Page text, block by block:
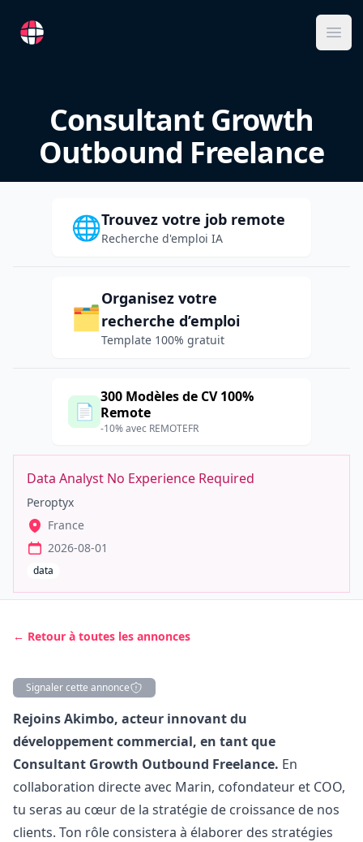
RemoteFR
Consultant Growth
Outbound Freelance
🌐Trouvez votre job remote
Recherche d'emploi IA
🗂️
Organisez votre
recherche d’emploi
Template 100% gratuit
📄
300 Modèles de CV 100%
Remote
-10% avec REMOTEFR
Data Analyst No Experience Required
Peroptyx
France
2026-08-01
data
← Retour à toutes les annonces
Signaler cette annonce
Description
Rejoins Akimbo, acteur innovant du
développement commercial, en tant que
Consultant Growth Outbound Freelance. En
collaboration directe avec Marin, cofondateur et COO,
tu seras au cœur de la stratégie de croissance de nos
clients. Ton rôle consistera à élaborer des stratégies